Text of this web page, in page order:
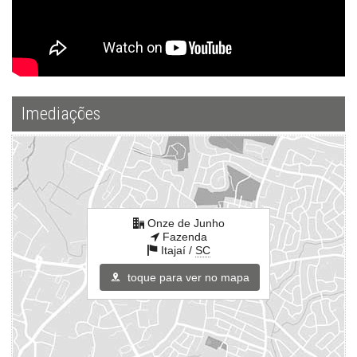
Imediações
Onze de Junho
Fazenda
Itajaí / SC
toque para ver no mapa